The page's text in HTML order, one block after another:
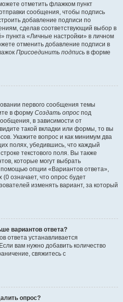
отметить флажком пункт
сообщения, чтобы подпись
добавление подписи по
сделав соответствующий выбор в
пункта «Личные настройки» в личном
отменить добавление подписи в
Присоединить подпись в форме
первого сообщения темы
в форму Создать опрос под
в зависимости от
такой вкладки или формы, то вы
Укажите вопрос и как минимум два
полях, убедившись, что каждый
текстового поля. Вы также
которые могут выбрать
помощью опции «Вариантов ответа»,
означает, что опрос будет
изменять вариант, за который
вариантов ответа?
ответа устанавливается
вам нужно добавить количество
свяжитесь с
опрос?